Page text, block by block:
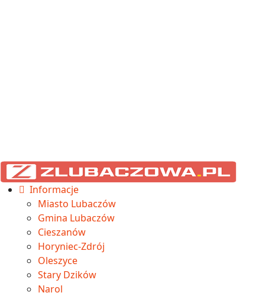
Informacje
Miasto Lubaczów
Gmina Lubaczów
Cieszanów
Horyniec-Zdrój
Oleszyce
Stary Dzików
Narol